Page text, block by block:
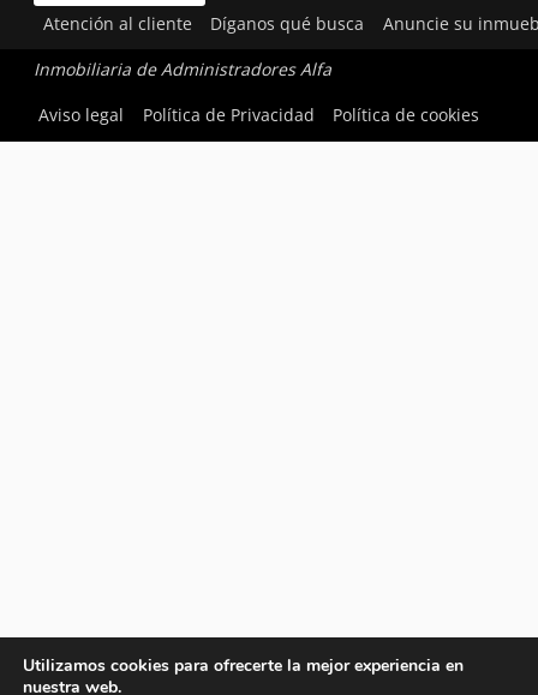
Atención al cliente Díganos qué busca Anuncie su
Inmobiliaria de Administradores Alfa
Aviso legal
Política de Privacidad Política de cookies
Utilizamos cookies para ofrecerte la mejor experiencia en
nuestra web.